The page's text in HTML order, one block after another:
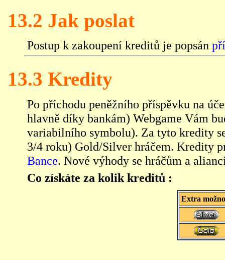
13.2 Jak poslat
Postup k zakoupení kreditů je popsán
13.3 Kredity
Po příchodu peněžního příspěvku na
hlavně díky bankám) Webgame Vám
variabilního symbolu). Za tyto kredity
3/4 roku) Gold/Silver hráčem. Kredity
Bance. Nové výhody se hráčům a
Co získáte za kolik kreditů :
Extra